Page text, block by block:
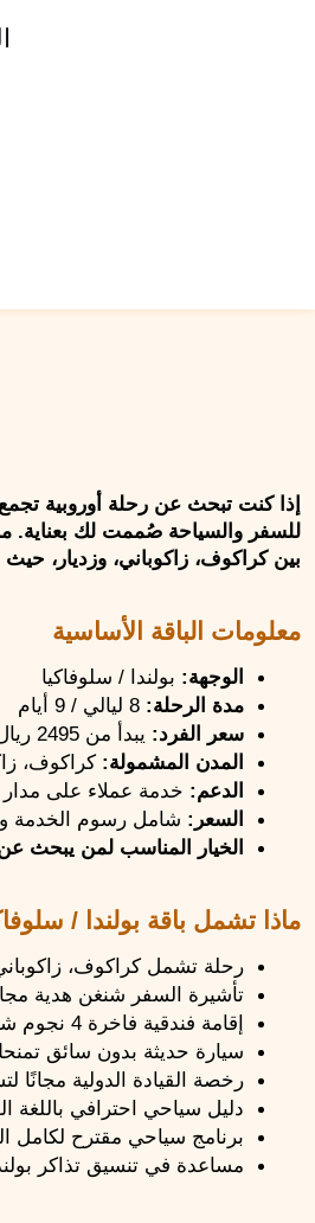
بين كراكوف، زاكوباني، وزديار، حيث
معلومات الباقة الأساسية
الوجهة: بولندا / سلوفاكيا
مدة الرحلة:
سعر الفرد: يبدأ من 2495 ريال
المدن المشمولة: كراكوف،
الدعم: خدمة عملاء على مدار 24 ساعة طوال مدة الرحلة
السعر: شامل رسوم الخدمة
الخيار المناسب لمن يبحث
ماذا تشمل باقة بولندا /
رحلة تشمل كراكوف،
تأشيرة السفر شنغن هدية
إقامة فندقية فاخرة 4 نجوم شاملة الإفطار يوميًا
سيارة حديثة بدون سائق
رخصة القيادة الدولية مجانًا
دليل سياحي احترافي باللغة
برنامج سياحي مقترح لكامل
مساعدة في تنسيق تذاكر